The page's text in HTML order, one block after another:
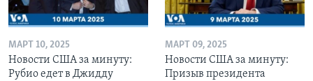
МАРТ 10, 2025
Новости США за минуту:
Рубио едет в Джидду
МАРТ 09, 2025
Новости США за минуту:
Призыв президента